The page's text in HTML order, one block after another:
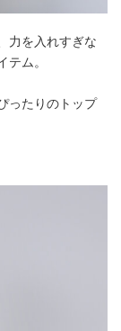
力を入れすぎな
ム。
ったりのトップ